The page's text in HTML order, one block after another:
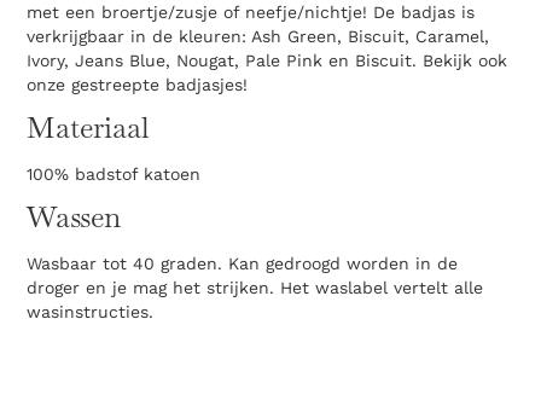
met een broertje/zusje of neefje/nichtje! De badjas is
verkrijgbaar in de kleuren: Ash Green, Biscuit, Caramel,
Ivory, Jeans Blue, Nougat, Pale Pink en Biscuit. Bekijk ook
onze gestreepte badjasjes!
Materiaal
100% badstof katoen
Wassen
Wasbaar tot 40 graden. Kan gedroogd worden in de
droger en je mag het strijken. Het waslabel vertelt alle
wasinstructies.